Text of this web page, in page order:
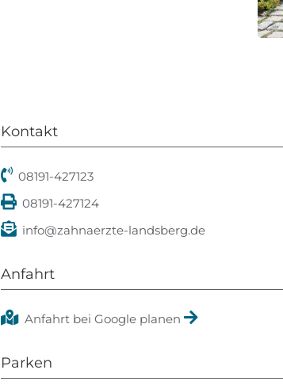
Kontakt
08191-427123
08191-427124
info@zahnaerzte-landsberg.de
Anfahrt
Anfahrt bei Google planen
Parken